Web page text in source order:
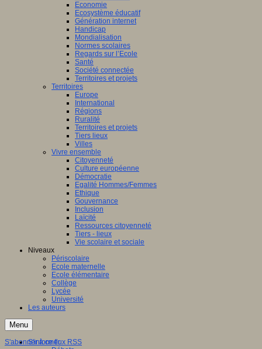
Economie
Ecosystème éducatif
Génération internet
Handicap
Mondialisation
Normes scolaires
Regards sur l’Ecole
Santé
Société connectée
Territoires et projets
Territoires
Europe
International
Régions
Ruralité
Territoires et projets
Tiers lieux
Villes
Vivre ensemble
Citoyenneté
Culture européenne
Démocratie
Egalité Hommes/Femmes
Ethique
Gouvernance
Inclusion
Laïcité
Ressources citoyenneté
Tiers - lieux
Vie scolaire et sociale
Niveaux
Périscolaire
Ecole maternelle
Ecole élémentaire
Collège
Lycée
Université
Les auteurs
Menu
S'informer
S'abonner à ce flux RSS